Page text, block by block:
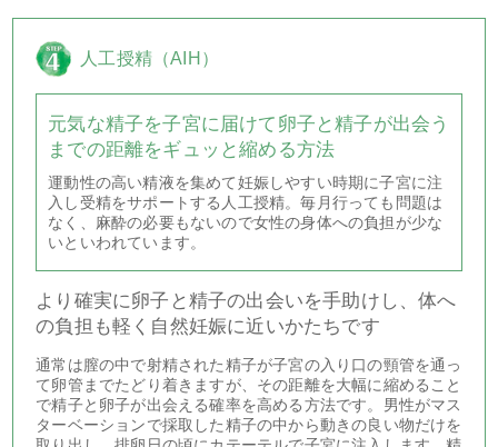
人工授精（AIH）
元気な精子を子宮に届けて卵子と精子が出会う
までの距離をギュッと縮める方法
運動性の高い精液を集めて妊娠しやすい時期に子宮に注
入し受精をサポートする人工授精。毎月行っても問題は
なく、麻酔の必要もないので女性の身体への負担が少な
いといわれています。
より確実に卵子と精子の出会いを手助けし、体へ
の負担も軽く自然妊娠に近いかたちです
通常は膣の中で射精された精子が子宮の入り口の頸管を通っ
て卵管までたどり着きますが、その距離を大幅に縮めること
で精子と卵子が出会える確率を高める方法です。男性がマス
ターベーションで採取した精子の中から動きの良い物だけを